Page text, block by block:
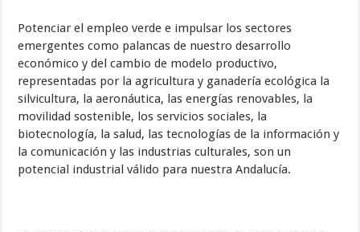
Potenciar el empleo verde e impulsar los sectores
emergentes como palancas de nuestro desarrollo
económico y del cambio de modelo productivo,
representadas por la agricultura y ganadería ecológica la
silvicultura, la aeronáutica, las energías renovables, la
movilidad sostenible, los servicios sociales, la
biotecnología, la salud, las tecnologías de la información y
la comunicación y las industrias culturales, son un
potencial industrial válido para nuestra Andalucía.